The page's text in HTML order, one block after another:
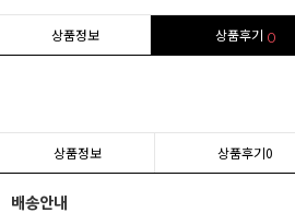
상품정보 상품후기 0
상품정보 상품후기0
배송안내